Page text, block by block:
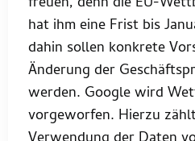
hat ihm eine Frist bis
dahin sollen konkrete
Änderung der
werden. Google wird
vorgeworfen. Hierzu